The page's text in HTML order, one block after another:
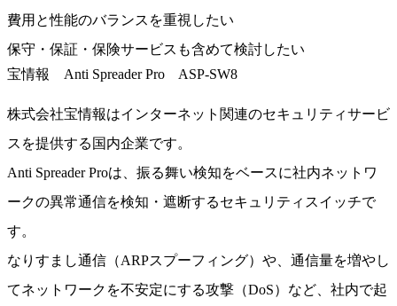
費用と性能のバランスを重視したい
保守・保証・保険サービスも含めて検討したい
宝情報 Anti Spreader Pro ASP-SW8
株式会社宝情報はインターネット関連のセキュリティサービ
スを提供する国内企業です。
Anti Spreader Proは、振る舞い検知をベースに社内ネットワ
ークの異常通信を検知・遮断するセキュリティスイッチで
す。
なりすまし通信（ARPスプーフィング）や、通信量を増やし
てネットワークを不安定にする攻撃（DoS）など、社内で起